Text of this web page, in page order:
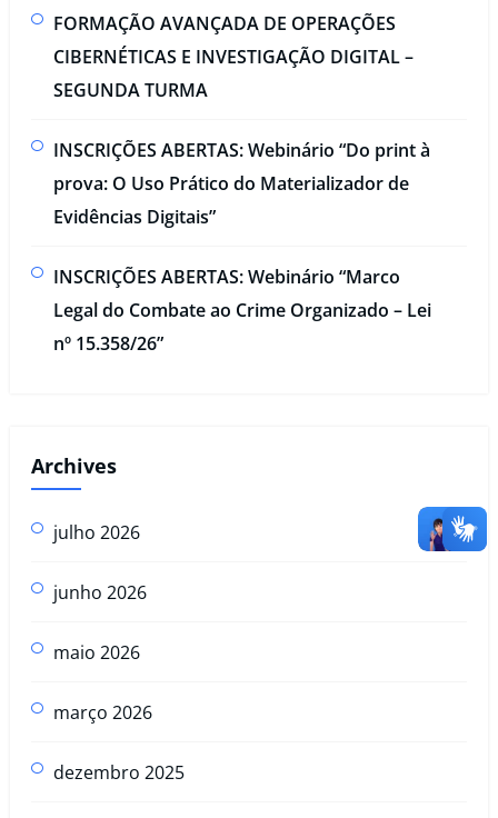
FORMAÇÃO AVANÇADA DE OPERAÇÕES
CIBERNÉTICAS E INVESTIGAÇÃO DIGITAL –
SEGUNDA TURMA​
INSCRIÇÕES ABERTAS: Webinário “Do print à
prova: O Uso Prático do Materializador de
Evidências Digitais”​
INSCRIÇÕES ABERTAS: Webinário “Marco
Legal do Combate ao Crime Organizado – Lei
nº 15.358/26”
Archives
julho 2026
junho 2026
maio 2026
março 2026
dezembro 2025